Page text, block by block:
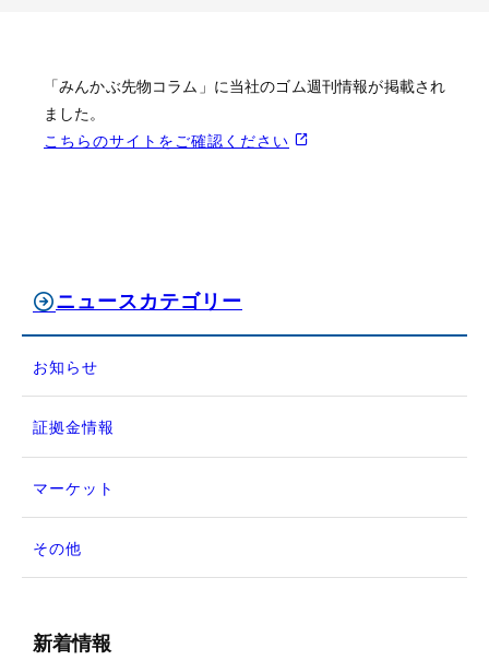
「みんかぶ先物コラム」に当社のゴム週刊情報が掲載され
ました。
こちらのサイトをご確認ください
ニュースカテゴリー
お知らせ
証拠金情報
マーケット
その他
新着情報